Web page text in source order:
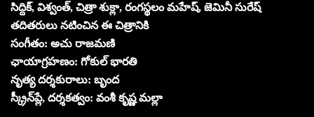
సిద్దిక్, విశ్వంత్, చిత్రా శుక్లా, రంగస్థలం మహేష్, జెమినీ సురేష్
తదితరులు నటించిన ఈ చిత్రానికి
సంగీతం: అచు రాజమణి
ఛాయాగ్రహణం: గోకుల్ భారతి
నృత్య దర్శకురాలు: బృంద
స్క్రీన్‌ప్లే, దర్శకత్వం: వంశీ కృష్ణ మల్లా